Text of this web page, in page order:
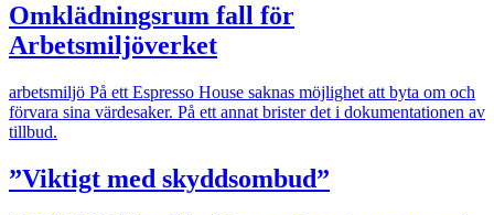
Omklädningsrum fall för
Arbetsmiljöverket
arbetsmiljö På ett Espresso House saknas möjlighet att byta om och
förvara sina värdesaker. På ett annat brister det i dokumentationen av
tillbud.
”Viktigt med skyddsombud”